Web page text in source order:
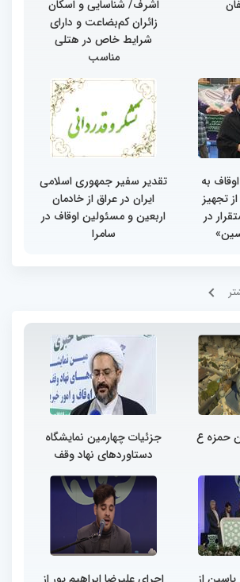
اشرف/ شناسایی و اسکان
زائران کم‌بضاعت و دارای
شرایط خاص در هتلی
مناسب
به
تجهیز
در
تقدیر سفیر جمهوری اسلامی
ایران در عراق از خادمان
اربعین و مسئولین اوقاف در
سامرا
حمزه ع
جزئیات چهارمین نمایشگاه
دستاوردهای نهاد وقف